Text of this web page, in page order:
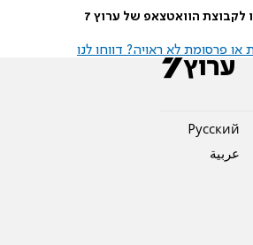
לקבוצת הוואטצאפ של ערוץ 7
פרסומת לא ראויה? דווחו לנו
Pусский
عربية